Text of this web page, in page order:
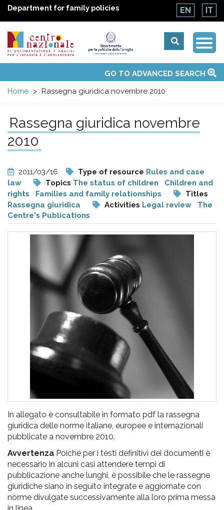
Department for family policies EN IT
Centro
nazionale
di
Documentazione
e
analisi
pr
l'infanzia
l'adolescenza
menuTopics
Activities
UN Convention
National ObservatoriesGO TO ADVANCED SEARCH
Home
Rassegna giuridica novembre 2010
Rassegna giuridica novembre
2010
2011/03/16 Type of resource Rules and case
law
Topics The status of children
Children and
rights
Families and family relationships
Titles
Rassegna giuridica
Activities Legal review
The
Centre's Publications
In allegato è consultabile in formato pdf la rassegna
giuridica delle norme italiane, europee e internazionali
pubblicate a novembre 2010.
Avvertenza Poiché per i testi definitivi dei documenti è
necessario in alcuni casi attendere tempi di
pubblicazione anche lunghi, è possibile che le rassegne
giuridiche siano in seguito integrate e aggiornate con
norme divulgate successivamente alla loro prima messa